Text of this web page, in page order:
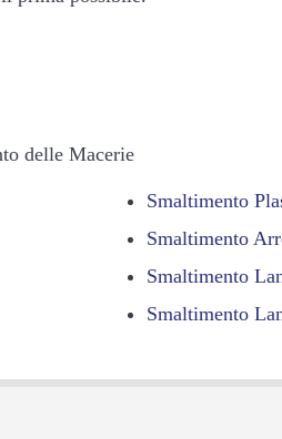
delle Macerie
Smaltimento
Smaltimento
Smaltimento
Smaltimento